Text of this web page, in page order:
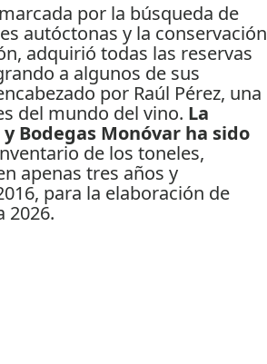
por la búsqueda de
autóctonas y la conservación
adquirió todas las reservas
a algunos de sus
por Raúl Pérez, una
del mundo del vino. La
Bodegas Monóvar ha sido
de los toneles,
apenas tres años y
para la elaboración de
2026.